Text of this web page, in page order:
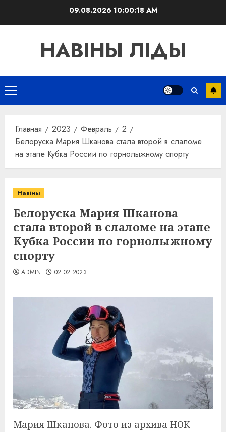
09.08.2026 10:00:18 AM
НАВІНЫ ЛІДЫ
Основное
меню
Главная 2023 Февраль
2
Белоруска Мария Шканова стала второй в слаломе
на этапе Кубка России по горнолыжному спорту
Навіны
Белоруска Мария Шканова
стала второй в слаломе на этапе
Кубка России по горнолыжному
спорту
ADMIN 02.02.2023
Мария Шканова. Фото из архива НОК